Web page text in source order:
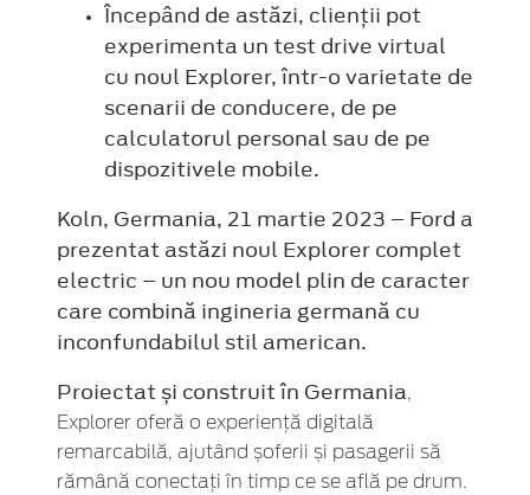
Începând de astăzi, clienții pot
experimenta un test drive virtual
cu noul Explorer, într-o varietate de
scenarii de conducere, de pe
calculatorul personal sau de pe
dispozitivele mobile.
Koln, Germania, 21 martie 2023 – Ford a
prezentat astăzi noul Explorer complet
electric – un nou model plin de caracter
care combină ingineria germană cu
inconfundabilul stil american.
Proiectat și construit în Germania,
Explorer oferă o experiență digitală
remarcabilă, ajutând șoferii și pasagerii să
rămână conectați în timp ce se află pe drum.